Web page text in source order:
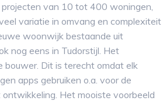
van 10 tot 400 woningen,
variatie in omvang en complexiteit
woonwijk bestaande uit
nog eens in Tudorstijl. Het
bouwer. Dit is terecht omdat elk
apps gebruiken o.a. voor de
Het mooiste voorbeeld